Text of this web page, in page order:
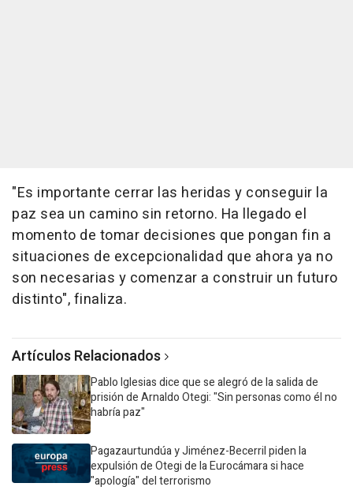
"Es importante cerrar las heridas y conseguir la
paz sea un camino sin retorno. Ha llegado el
momento de tomar decisiones que pongan fin a
situaciones de excepcionalidad que ahora ya no
son necesarias y comenzar a construir un futuro
distinto", finaliza.
Artículos Relacionados
Pablo Iglesias dice que se alegró de la salida de
prisión de Arnaldo Otegi: "Sin personas como él no
habría paz"
Pagazaurtundúa y Jiménez-Becerril piden la
expulsión de Otegi de la Eurocámara si hace
"apología" del terrorismo